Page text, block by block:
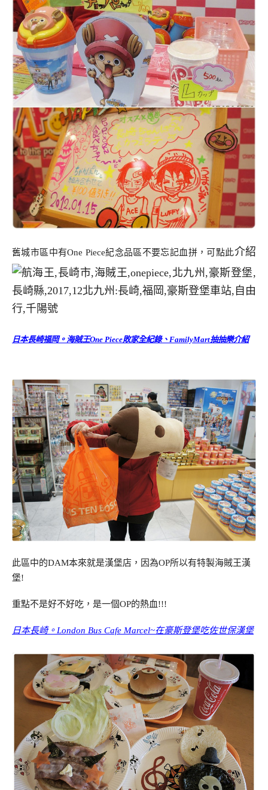
舊城市區中有One Piece紀念品區不要忘記血拼，可點此介紹
日本長崎福岡。海賊王One Piece敗家全紀錄、FamilyMart抽抽樂介紹
此區中的DAM本來就是漢堡店，因為OP所以有特製海賊王漢
堡!
重點不是好不好吃，是一個OP的熱血!!!
日本長崎。London Bus Cafe Marcel~在豪斯登堡吃佐世保漢堡